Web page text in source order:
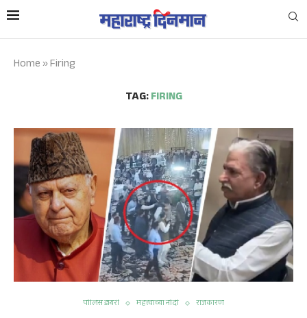
Home»Firing
TAG:FIRING
पोलिस डायरी महत्त्वाच्या नोंदी राजकारण